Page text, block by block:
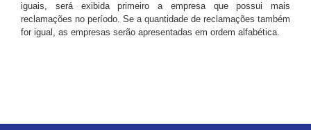
iguais, será exibida primeiro a empresa que possui mais
reclamações no período. Se a quantidade de reclamações também
for igual, as empresas serão apresentadas em ordem alfabética.